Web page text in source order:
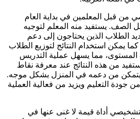
من قبل المعلمين في بداية العام
الصف. يستفيد منه المعلم لتوجيه
الطلاب الذين يحتاجون إلى دعم
يمكن استخدام النتائج لتوزيع الطلاب
مما يسهل عملية التدريس
من هذه النتائج عند معرفة نقاط
ليتمكن من دعمه في المنزل بشكل موجه.
جودة التعليم ويزيد من فعالية العملية
أداة قيمة لا غنى عنها في